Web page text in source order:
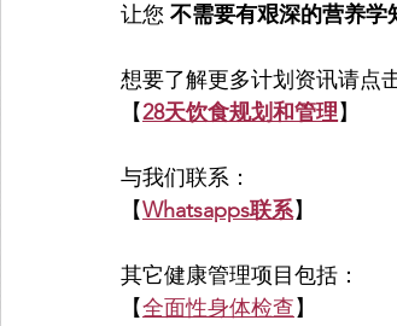
让您 不需要有艰深的营养学
想要了解更多计划资讯请点
【28天饮食规划和管理】
与我们联系：
【Whatsapps联系】
其它健康管理项目包括：
【全面性身体检查】